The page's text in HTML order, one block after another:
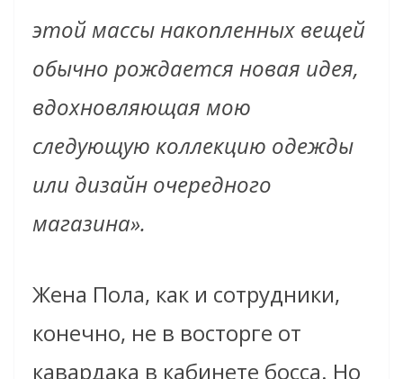
этой массы накопленных вещей
обычно рождается новая идея,
вдохновляющая мою
следующую коллекцию одежды
или дизайн очередного
магазина».
Жена Пола, как и сотрудники,
конечно, не в восторге от
кавардака в кабинете босса. Но